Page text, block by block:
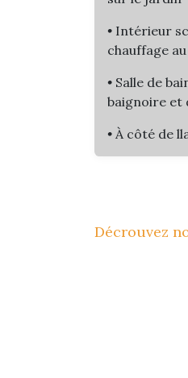
• Intérieur
chauffage
• Salle de
baignoire et
• À côté de
Décrouvez